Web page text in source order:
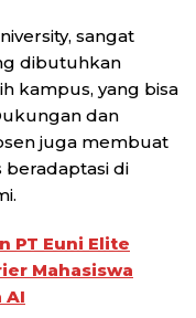
sangat
dibutuhkan
kampus, yang bisa
dan
juga membuat
beradaptasi di
PT Euni Elite
Mahasiswa
AI